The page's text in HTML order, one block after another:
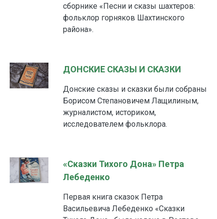
сборнике «Песни и сказы шахтеров:
фольклор горняков Шахтинского
района».
ДОНСКИЕ СКАЗЫ И СКАЗКИ
Донские сказы и сказки были собраны
Борисом Степановичем Лащилиным,
журналистом, историком,
исследователем фольклора.
«Сказки Тихого Дона» Петра
Лебеденко
Первая книга сказок Петра
Васильевича Лебеденко «Сказки